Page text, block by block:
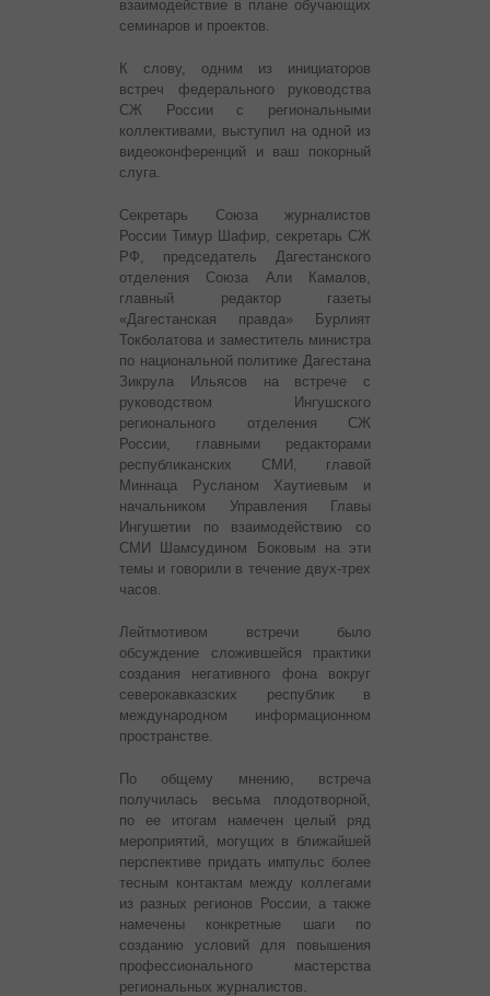
взаимодействие в плане обучающих
семинаров и проектов.
К слову, одним из инициаторов
встреч федерального руководства
СЖ России с региональными
коллективами, выступил на одной из
видеоконференций и ваш покорный
слуга.
Секретарь Союза журналистов
России Тимур Шафир, секретарь СЖ
РФ, председатель Дагестанского
отделения Союза Али Камалов,
главный редактор газеты
«Дагестанская правда» Бурлият
Токболатова и заместитель министра
по национальной политике Дагестана
Зикрула Ильясов на встрече с
руководством Ингушского
регионального отделения СЖ
России, главными редакторами
республиканских СМИ, главой
Миннаца Русланом Хаутиевым и
начальником Управления Главы
Ингушетии по взаимодействию со
СМИ Шамсудином Боковым на эти
темы и говорили в течение двух-трех
часов.
Лейтмотивом встречи было
обсуждение сложившейся практики
создания негативного фона вокруг
северокавказских республик в
международном информационном
пространстве.
По общему мнению, встреча
получилась весьма плодотворной,
по ее итогам намечен целый ряд
мероприятий, могущих в ближайшей
перспективе придать импульс более
тесным контактам между коллегами
из разных регионов России, а также
намечены конкретные шаги по
созданию условий для повышения
профессионального мастерства
региональных журналистов.